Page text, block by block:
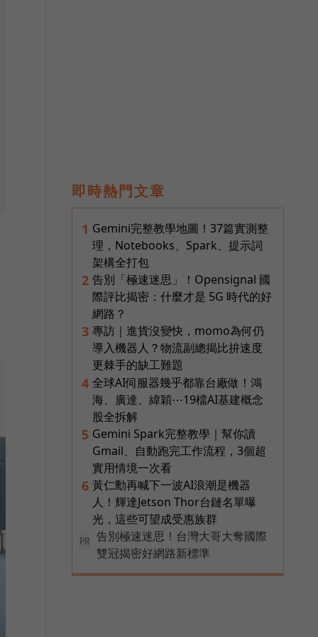
即時熱門文章
1 Gemini完整教學地圖！37篇實測整
理，Notebooks、Spark、提示詞
架構全打包
2 告別「極速迷思」！Opensignal 國
際評比揭密：什麼才是 5G 時代的好
網路？
3 專訪｜進貨沒變快，momo為何仍
導入機器人？物流副總揭比拚速度
更棘手的缺工難題
4 全球AI伺服器幾乎都靠台廠做！鴻
海、廣達、緯穎⋯19檔AI基建概念
股全拆解
5 Gemini Spark完整教學｜幫你讀
Gmail、自動跑完工作流程，3個超
實用情境一次看
6 黃仁勳再喊下一波AI浪潮是機器
人！輝達Jetson Thor台鏈名單曝
光，這些可望成受惠族群
PR
告別極速迷思！台灣大哥大奪國際
雙冠揭密好網路新標準